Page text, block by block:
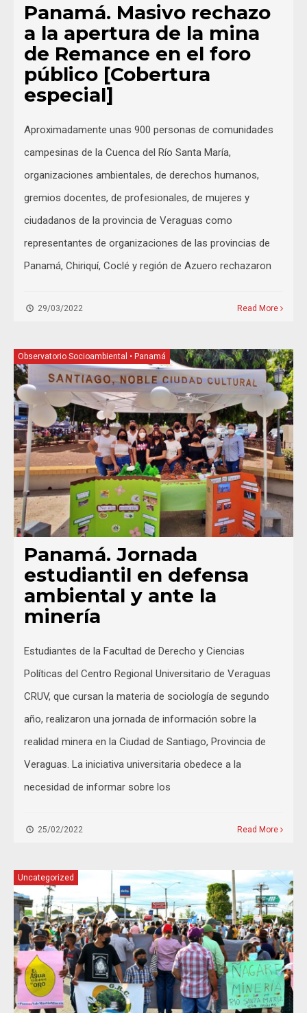
Panamá. Masivo rechazo
a la apertura de la mina
de Remance en el foro
público [Cobertura
especial]
Aproximadamente unas 900 personas de comunidades
campesinas de la Cuenca del Río Santa María,
organizaciones ambientales, de derechos humanos,
gremios docentes, de profesionales, de mujeres y
ciudadanos de la provincia de Veraguas como
representantes de organizaciones de las provincias de
Panamá, Chiriquí, Coclé y región de Azuero rechazaron
29/03/2022 Read More
Observatorio Socioambiental • Panamá
Panamá. Jornada
estudiantil en defensa
ambiental y ante la
minería
Estudiantes de la Facultad de Derecho y Ciencias
Políticas del Centro Regional Universitario de Veraguas
CRUV, que cursan la materia de sociología de segundo
año, realizaron una jornada de información sobre la
realidad minera en la Ciudad de Santiago, Provincia de
Veraguas. La iniciativa universitaria obedece a la
necesidad de informar sobre los
25/02/2022 Read More
Uncategorized